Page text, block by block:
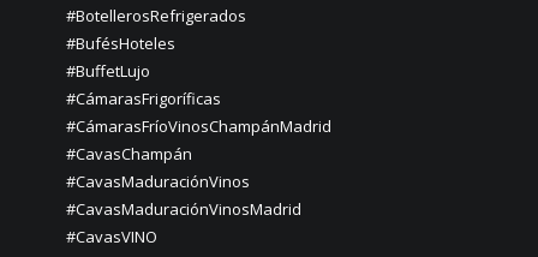
#BotellerosRefrigerados
#BufésHoteles
#BuffetLujo
#CámarasFrigoríficas
#CámarasFríoVinosChampánMadrid
#CavasChampán
#CavasMaduraciónVinos
#CavasMaduraciónVinosMadrid
#CavasVINO